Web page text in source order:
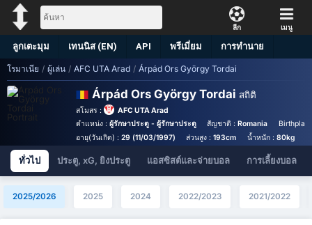
ลีก เมนู
ลูกเตะมุม เทนนิส (EN) API พรีเมี่ยม การทำนาย
โรมาเนีย / ผู้เล่น / AFC UTA Arad / Árpád Ors György Tordai
Árpád Ors György Tordai สถิติ
สโมสร :
AFC UTA Arad
ตำแหน่ง : ผู้รักษาประตู - ผู้รักษาประตู สัญชาติ :Romania
อายุ(วันเกิด) : 29 (11/03/1997) ส่วนสูง :193cm น้ำหนัก : 80kg
ทั่วไป ประตู, xG, ยิงประตู แอสซิสต์และจ่ายบอล การเลี้ยงบอล
2025/2026 2025 2024 2022/2023 2021/2022